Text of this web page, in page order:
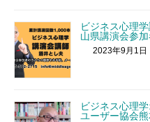
ビジネス心理
山県講演会参
2023年9月1日
ビジネス心理
ユーザー協会